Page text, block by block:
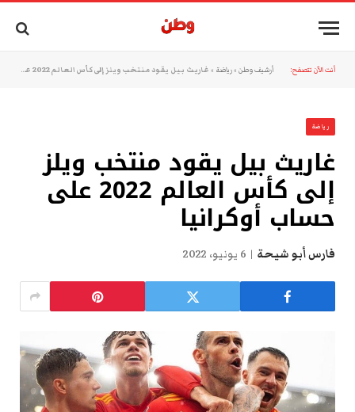
أنت الآن تتصفح: أرشيف وطن »رياضة » غاريث بيل يقود منتخب ويلز إلى كأس العالم 2022 على حساب أوكرانيا
رياضة
غاريث بيل يقود منتخب ويلز
إلى كأس العالم 2022 على
حساب أوكرانيا
فارس أبو شيحة 6 يونيو، 2022